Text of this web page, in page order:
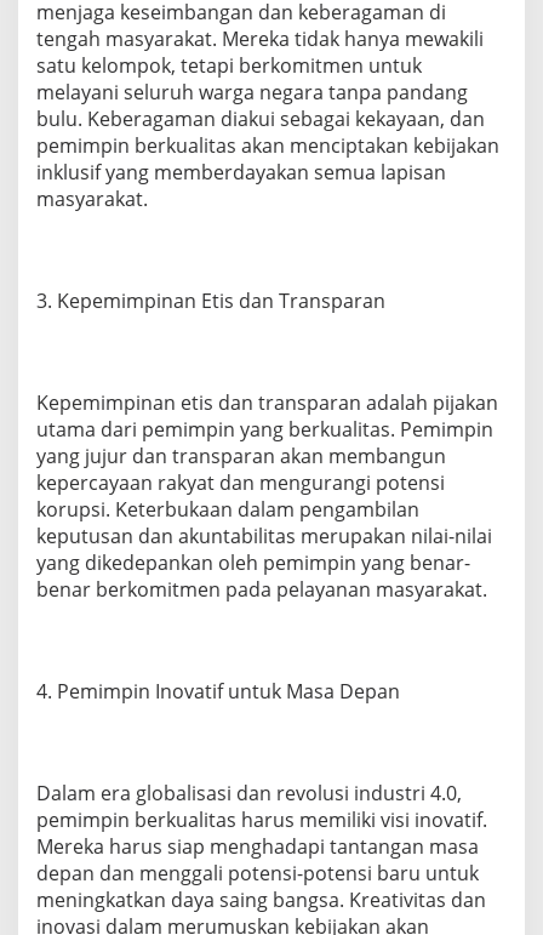
m
a
u
a
n
D
a
menjaga keseimbangan dan keberagaman di
tengah masyarakat. Mereka tidak hanya mewakili
satu kelompok, tetapi berkomitmen untuk
melayani seluruh warga negara tanpa pandang
bulu. Keberagaman diakui sebagai kekayaan, dan
pemimpin berkualitas akan menciptakan kebijakan
inklusif yang memberdayakan semua lapisan
masyarakat.
3. Kepemimpinan Etis dan Transparan
Kepemimpinan etis dan transparan adalah pijakan
utama dari pemimpin yang berkualitas. Pemimpin
yang jujur dan transparan akan membangun
kepercayaan rakyat dan mengurangi potensi
korupsi. Keterbukaan dalam pengambilan
keputusan dan akuntabilitas merupakan nilai-nilai
yang dikedepankan oleh pemimpin yang benar-
benar berkomitmen pada pelayanan masyarakat.
4. Pemimpin Inovatif untuk Masa Depan
Dalam era globalisasi dan revolusi industri 4.0,
pemimpin berkualitas harus memiliki visi inovatif.
Mereka harus siap menghadapi tantangan masa
depan dan menggali potensi-potensi baru untuk
meningkatkan daya saing bangsa. Kreativitas dan
inovasi dalam merumuskan kebijakan akan